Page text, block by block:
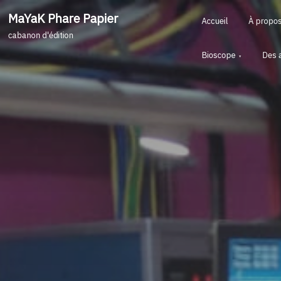
to
content
MaYaK Phare Papier
cabanon d'édition
Accueil À propos
Bioscope Des